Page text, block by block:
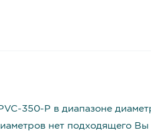
350-P в диапазоне
нет подходящего